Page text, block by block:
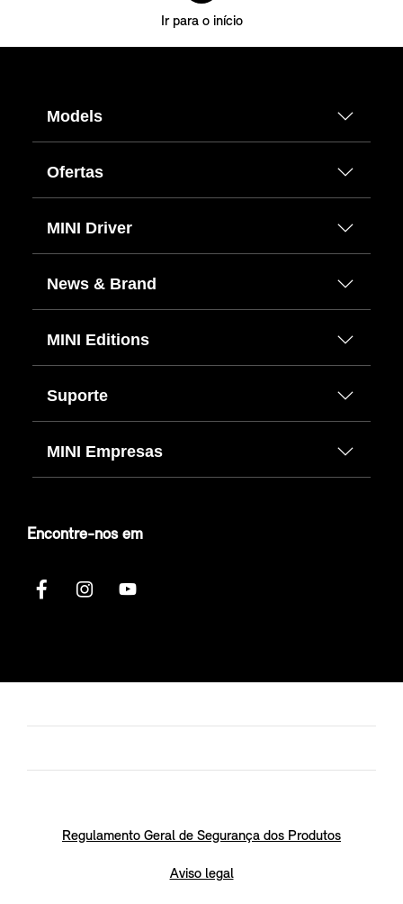
Ir para o início
Models
Ofertas
MINI Driver
News & Brand
MINI Editions
Suporte
MINI Empresas
Encontre-nos em
Regulamento Geral de Segurança dos Produtos
Aviso legal